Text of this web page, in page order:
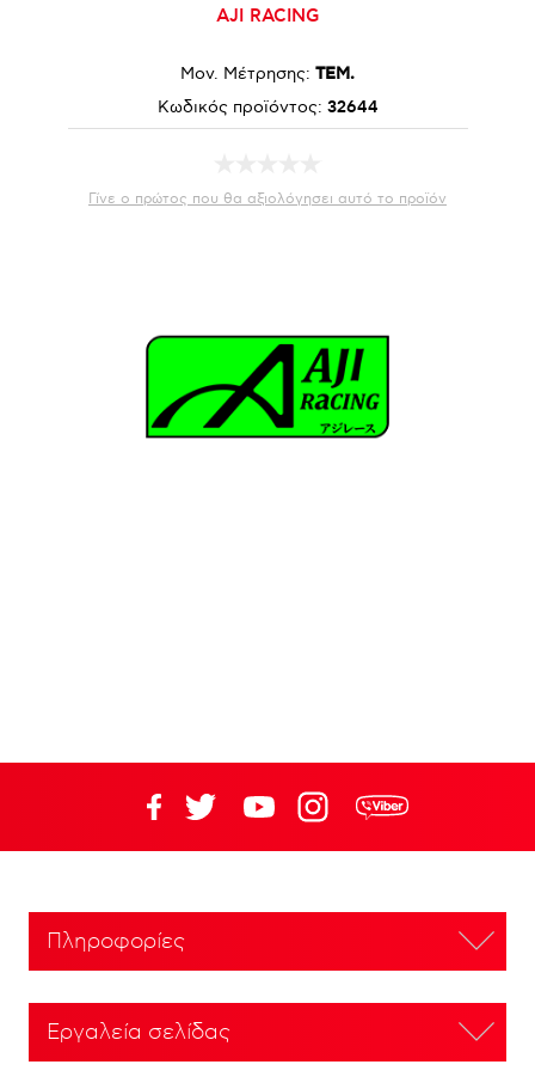
AJI RACING
Μον. Μέτρησης: ΤΕΜ.
Κωδικός προϊόντος: 32644
Γίνε ο πρώτος που θα αξιολόγησει αυτό το προϊόν
Πληροφορίες
Εργαλεία σελίδας